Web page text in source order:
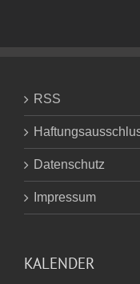
RSS
Datenschutz
Impressum
KALENDER